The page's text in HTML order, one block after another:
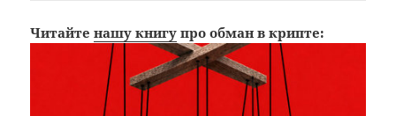
Читайтенашу книгу про обман в крипте: